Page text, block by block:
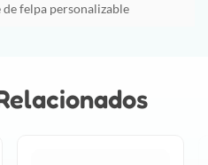
felpa personalizable